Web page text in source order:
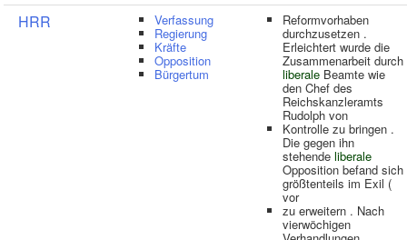
HRR Verfassung
Regierung
Kräfte
Opposition
Bürgertum
Reformvorhaben
durchzusetzen .
Erleichtert wurde die
Zusammenarbeit durch
liberale Beamte wie
den Chef des
Reichskanzleramts
Rudolph von
Kontrolle zu bringen .
Die gegen ihn
stehende liberale
Opposition befand sich
größtenteils im Exil (
vor
zu erweitern . Nach
vierwöchigen